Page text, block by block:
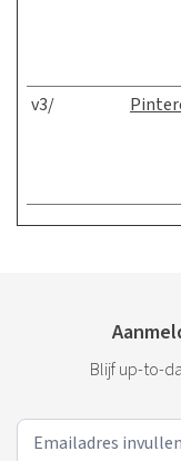
v3/
Blijf up-to-